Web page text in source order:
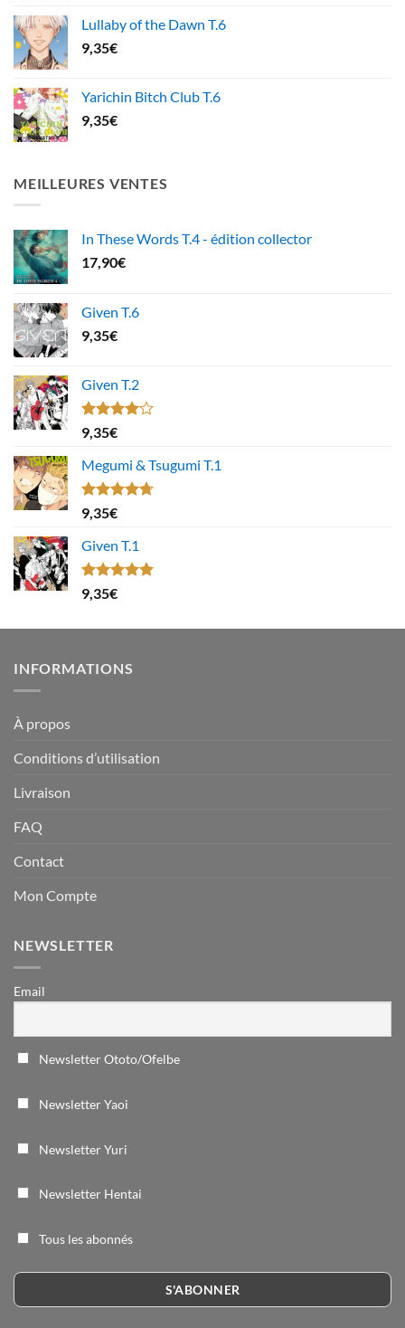
Lullaby of the Dawn T.6
9,35€
Yarichin Bitch Club T.6
9,35€
MEILLEURES VENTES
In These Words T.4 - édition collector
17,90€
Given T.6
9,35€
Given T.2
Note
4.00
5
9,35€
Megumi & Tsugumi T.1
Note4.67
sur 5
9,35€
Given T.1
Note5.00
sur 5
9,35€
INFORMATIONS
À propos
Conditions d’utilisation
Livraison
FAQ
Contact
Mon Compte
NEWSLETTER
Email
Newsletter Ototo/Ofelbe
Newsletter Yaoi
Newsletter Yuri
Newsletter Hentai
Tous les abonnés